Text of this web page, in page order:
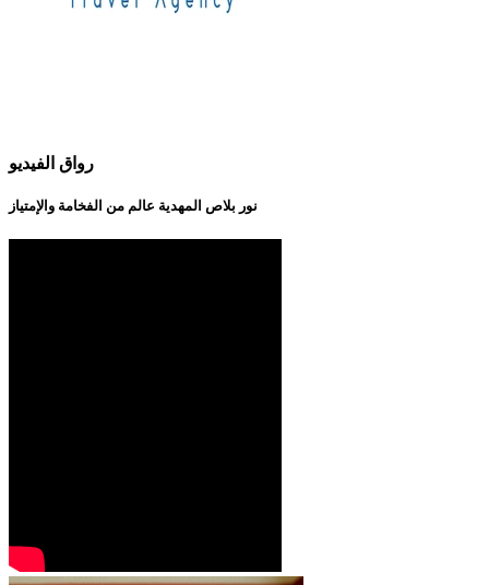
رواق الفيديو
نور بلاص المهدية عالم من الفخامة والإمتياز